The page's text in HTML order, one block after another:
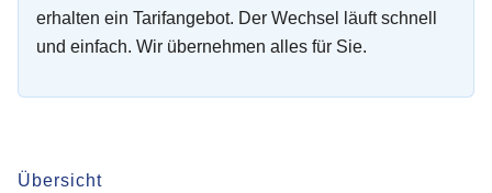
erhalten ein Tarifangebot. Der Wechsel läuft schnell
und einfach. Wir übernehmen alles für Sie.
Übersicht